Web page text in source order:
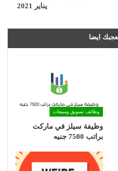
يناير 2021
ايضا
وظائف تسويق ومبيعات
وظيفة سيلز في ماركت
براتب 7500 جنيه